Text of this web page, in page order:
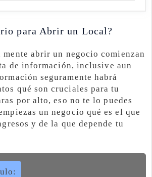
para Abrir un Local?
mente abrir un negocio comienzan
de información, inclusive aun
seguramente habrá
qué son cruciales para tu
por alto, eso no te lo puedes
un negocio qué es el que
y de la que depende tu